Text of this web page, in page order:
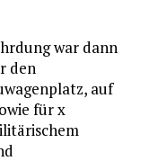
war dann
den
auf
für x